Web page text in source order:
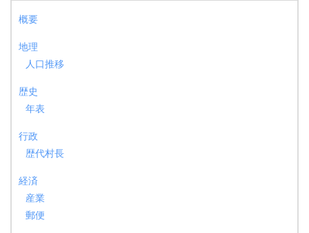
概要
地理
人口推移
歴史
年表
行政
歴代村長
経済
産業
郵便